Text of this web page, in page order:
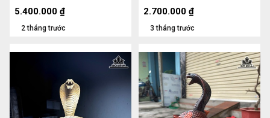
2 tháng trước
5.400.000 ₫
3 tháng trước
2.700.000 ₫